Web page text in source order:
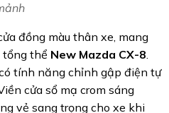
đồng màu thân xe, mang
tổng thể New Mazda CX-8.
tính năng chỉnh gập điện tự
cửa sổ mạ crom sáng
vẻ sang trọng cho xe khi